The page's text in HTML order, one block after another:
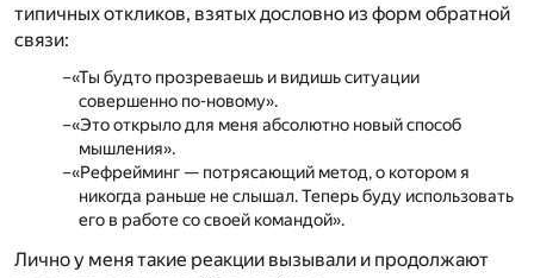
типичных откликов, взятых дословно из форм обратной
связи:
«Ты будто прозреваешь и видишь ситуации
совершенно по-новому».
«Это открыло для меня абсолютно новый способ
мышления».
«Рефрейминг — потрясающий метод, о котором я
никогда раньше не слышал. Теперь буду использовать
его в работе со своей командой».
Лично у меня такие реакции вызывали и продолжают